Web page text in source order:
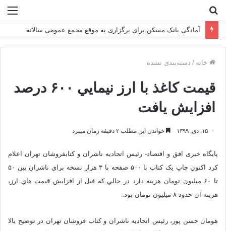
برای
قدردانی از نقش کلیدی و عملکرد مطلوب بانک مسکن
خانه / دسته‌بندی نشده
قيمت کاغذ با ارز نيمايي ۶۰۰ درصد
افزايش يافت
۱۵, دی, ۱۳۹۹ خواندن این مطلب ۲ دقیقه زمان میبرد
پایگاه خبری افق و اقتصاد- رئيس اتحاديه ناشران و کتابفروشان تهران اعلام
کرد اکنون چاپ يک کتاب با ۵۰۰ صفحه با ۳ هزار نسخه براي ناشران بين ۵۰
تا ۶۰ ميليون تومان هزينه دارد در حالي که قبل از افزايش قيمت هاي ارز،
هزينه آن حدود ۸ ميليون تومان بود.
هومان حسن پور، رئيس اتحاديه ناشران و کتاب فروشان تهران در توضیح بالا